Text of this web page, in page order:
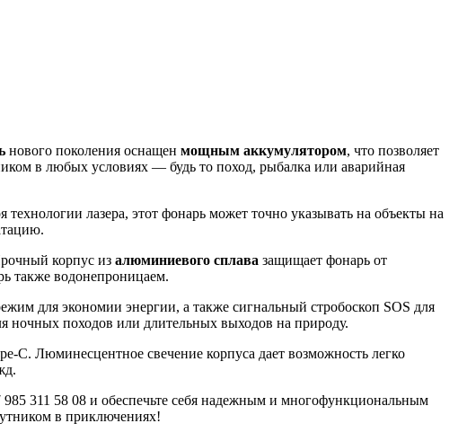
нового поколения оснащен мощным аккумулятором, что позволяет
в любых условиях — будь то поход, рыбалка или аварийная
технологии лазера, этот фонарь может точно указывать на объекты на
корпус из алюминиевого сплава защищает фонарь от
также водонепроницаем.
для экономии энергии, а также сигнальный стробоскоп SOS для
ночных походов или длительных выходов на природу.
C. Люминесцентное свечение корпуса дает возможность легко
985 311 58 08 и обеспечьте себя надежным и многофункциональным
в приключениях!